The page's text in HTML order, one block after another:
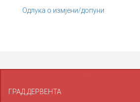
Одлука о измјени/допуни
ГРАД ДЕРВЕНТА